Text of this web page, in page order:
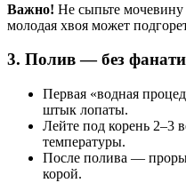
Важно! Не сыпьте
молодая хвоя может
3. Полив — без
Первая «водная
штык лопаты.
Лейте под корень 2–3
температуры.
После полива —
корой.